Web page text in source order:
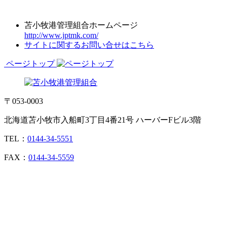
苫小牧港管理組合ホームページ
http://www.jptmk.com/
サイトに関するお問い合せはこちら
ページトップ
〒053-0003
北海道苫小牧市入船町3丁目4番21号 ハーバーFビル3階
TEL： 0144-34-5551
FAX： 0144-34-5559